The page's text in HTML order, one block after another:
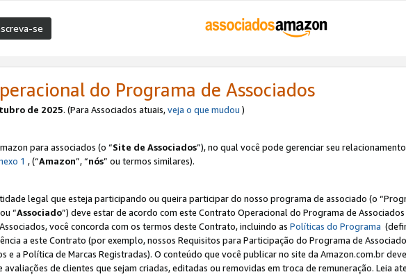
se
do Programa de Associados
de 2025. (Para Associados atuais,veja o que mudou )
para associados (o “Site de Associados”), no qual você pode gerenciar seu
1 , (“Amazon”, “nós” ou termos similares).
legal que esteja participando ou queira participar do nosso programa de associado (o
“Associado”) deve estar de acordo com este Contrato Operacional do Programa de Associados
você concorda com os termos deste Contrato, incluindo as Políticas do Programa
a este Contrato (por exemplo, nossos Requisitos para Participação do Programa de
e a Política de Marcas Registradas). O conteúdo que você publicar no site da Amazon.com.br
de clientes que sejam criadas, editadas ou removidas em troca de remuneração. Leia